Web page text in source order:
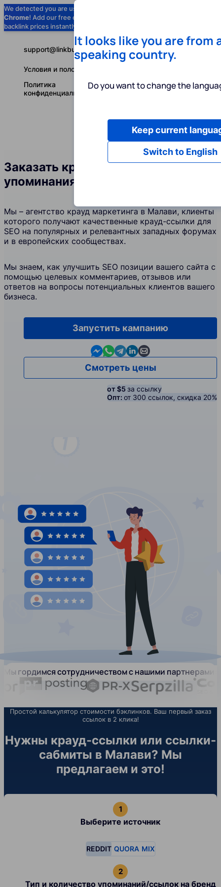
We detected you are using
Chrome! Add our free extension to check
backlink prices instantly as you browse.
Услуги
Русский
support@linkbuilder.com
Условия и положения
Политика
конфиденциальности
Заказать крауд-ссылки и
упоминания бренда в Малави
Мы – агентство крауд маркетинга в Малави, клиенты
которого получают качественные крауд-ссылки для
SEO на популярных и релевантных западных форумах
и в европейских сообществах.
Мы знаем, как улучшить SEO позиции вашего сайта с
помощью целевых комментариев, отзывов или
ответов на вопросы потенциальных клиентов вашего
бизнеса.
Запустить кампанию
Contact us in Messenger
Contact us in WhatsApp
Contact us in Telegram
Contact us in Linkedin
Contact us by email
Смотреть цены
от $5 за ссылку
Опт: от 300 ссылок, скидка 20%
Мы гордимся сотрудничеством с нашими партнерами:
Простой калькулятор стоимости бэклинков. Ваш первый заказ
ссылок в 2 клика!
Нужны крауд-ссылки или ссылки-
сабмиты в Малави? Мы
предлагаем и это!
Выберите источник
REDDIT QUORA MIX
Тип и количество упоминаний/ссылок на бренд
It looks like you are from
speaking country.
Do you want to change the
Switch to English
Keep current